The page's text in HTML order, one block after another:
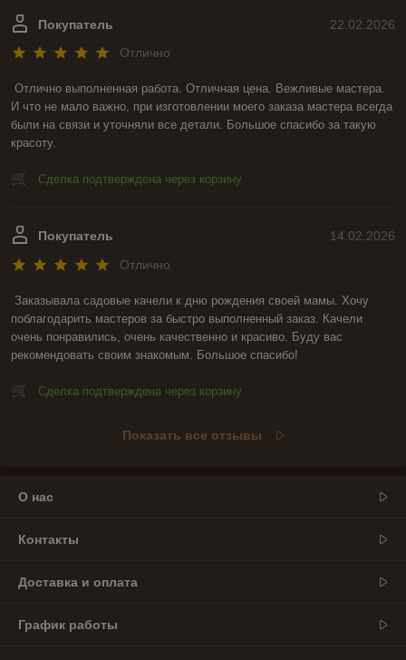
22.02.2026
Покупатель
Отлично
Отлично выполненная работа. Отличная цена. Вежливые мастера.
И что не мало важно, при изготовлении моего заказа мастера всегда
были на связи и уточняли все детали. Большое спасибо за такую
красоту.
Сделка подтверждена через корзину
14.02.2026
Покупатель
Отлично
Заказывала садовые качели к дню рождения своей мамы. Хочу
поблагодарить мастеров за быстро выполненный заказ. Качели
очень понравились, очень качественно и красиво. Буду вас
рекомендовать своим знакомым. Большое спасибо!
Сделка подтверждена через корзину
Показать все отзывы
О нас
Контакты
Доставка и оплата
График работы